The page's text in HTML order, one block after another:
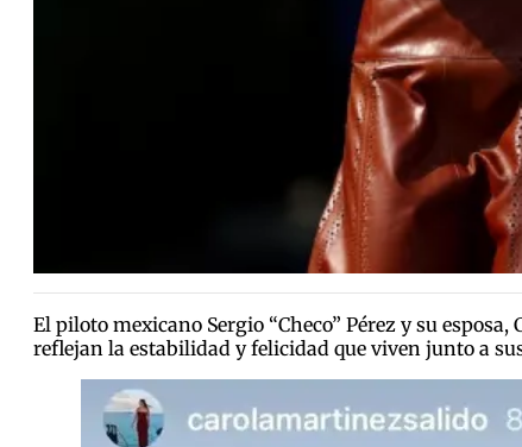
El piloto mexicano Sergio “Checo” Pérez y su
reflejan la estabilidad y felicidad que viven junto a